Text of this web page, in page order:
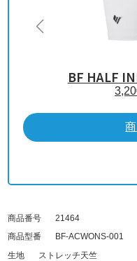
BF HALF
商品番号
21464
商品型番
BF-ACWONS-001
生地
ストレッチ天竺